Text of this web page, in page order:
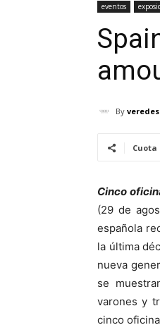
eventos
By veredes
Cuota
Cinco
(29 de
española
la última
nueva
se
varones y
cinco